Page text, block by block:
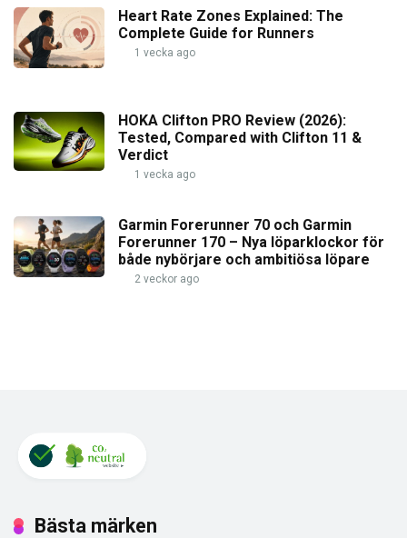
Heart Rate Zones Explained: The
Complete Guide for Runners
1 vecka ago
HOKA Clifton PRO Review (2026):
Tested, Compared with Clifton 11 &
Verdict
1 vecka ago
Garmin Forerunner 70 och Garmin
Forerunner 170 – Nya löparklockor för
både nybörjare och ambitiösa löpare
2 veckor ago
Bästa märken